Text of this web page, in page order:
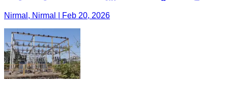
Nirmal, Nirmal | Feb 20, 2026